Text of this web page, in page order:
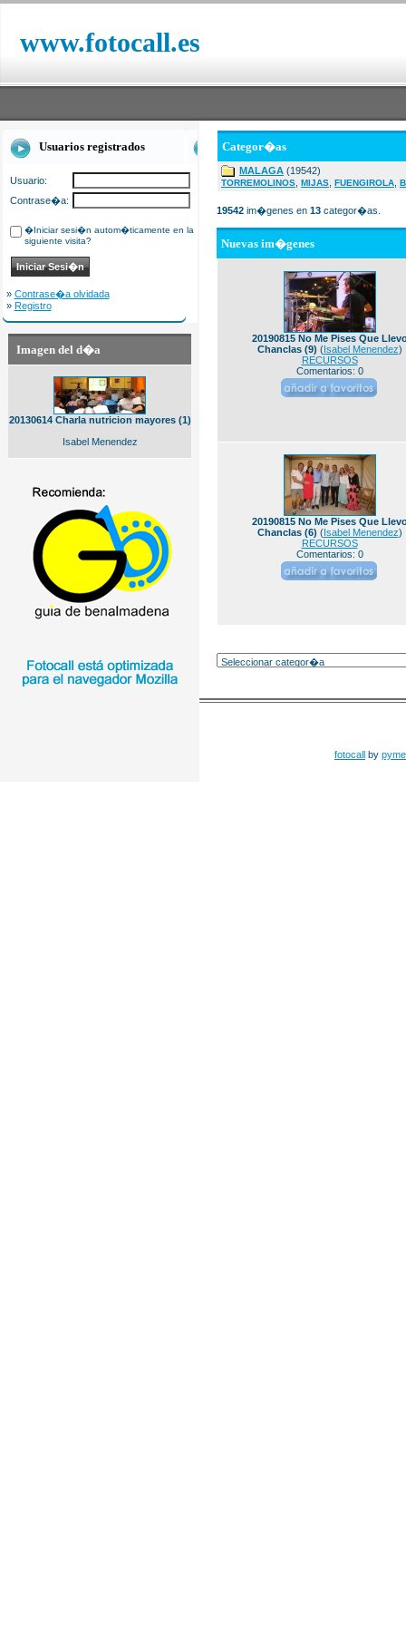
www.fotocall.es
Usuarios registrados
Usuario:
Contrase�a:
�Iniciar sesi�n autom�ticamente en la
siguiente visita?
» Contrase�a olvidada
» Registro
Imagen del d�a
20130614 Charla nutricion mayores (1)
Isabel Menendez
Categor�as
MALAGA (19542)
TORREMOLINOS MIJAS FUENGIROLA
19542 im�genes en 13 categor�as.
Nuevas im�genes
20190815 No Me Pises Que
Chanclas (9) (Isabel Menendez)
RECURSOS
Comentarios: 0
20190815 No Me Pises Que
Chanclas (6) (Isabel Menendez)
RECURSOS
Comentarios: 0
fotocall by